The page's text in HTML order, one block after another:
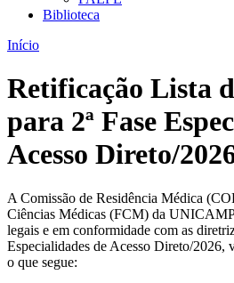
Biblioteca
Início
Retificação Lista
para 2ª Fase
Acesso Direto/
A Comissão de Residência Médica
Ciências Médicas (FCM) da
legais e em conformidade com as
Especialidades de Acesso Direto/2026,
o que segue: